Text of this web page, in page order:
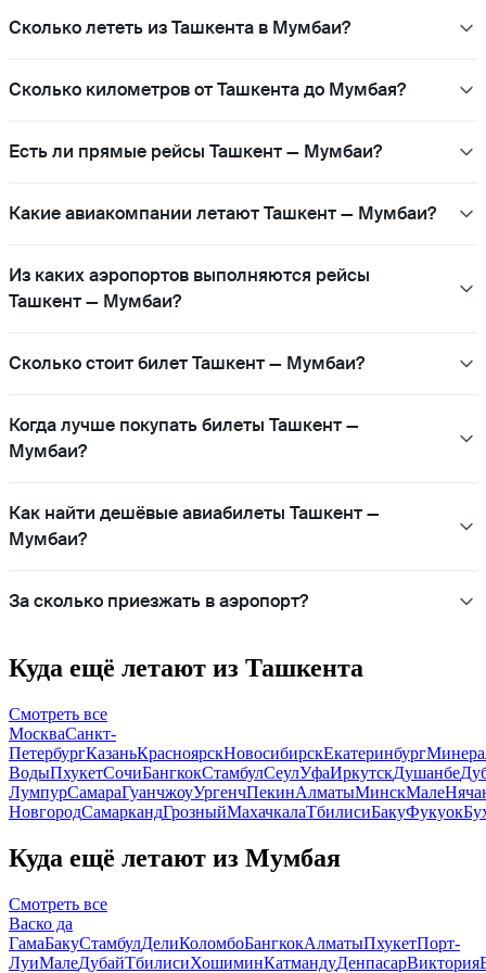
Сколько лететь из Ташкента в Мумбаи?
Сколько километров от Ташкента до Мумбая?
Есть ли прямые рейсы Ташкент — Мумбаи?
Какие авиакомпании летают Ташкент — Мумбаи?
Из каких аэропортов выполняются рейсы
Ташкент — Мумбаи?
Сколько стоит билет Ташкент — Мумбаи?
Когда лучше покупать билеты Ташкент —
Мумбаи?
Как найти дешёвые авиабилеты Ташкент —
Мумбаи?
За сколько приезжать в аэропорт?
Куда ещё летают из Ташкента
Смотреть все
МоскваСанкт-
ПетербургКазаньКрасноярскНовосибирскЕкатеринбург
ВодыПхукетСочиБангкокСтамбулСеулУфаИркутскДушанбе
ЛумпурСамараГуанчжоуУргенчПекинАлматыМинскМале
НовгородСамаркандГрозныйМахачкалаТбилисиБакуФукуок
Куда ещё летают из Мумбая
Смотреть все
Васко да
ГамаБакуСтамбулДелиКоломбоБангкокАлматыПхукетПорт-
ЛуиМалеДубайТбилисиХошиминКатмандуДенпасарВиктория